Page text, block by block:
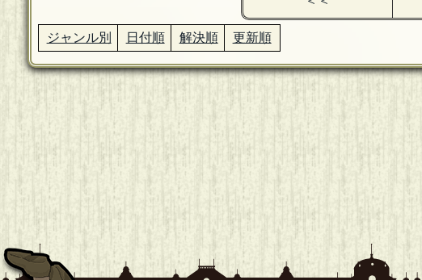
ジャンル別 日付順 解決順 更新順